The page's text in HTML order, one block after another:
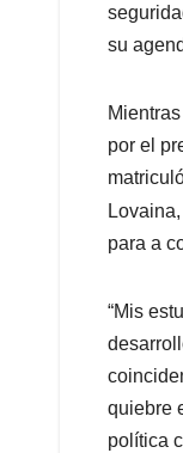
su
por el
para a
“Mis
quiebre
política